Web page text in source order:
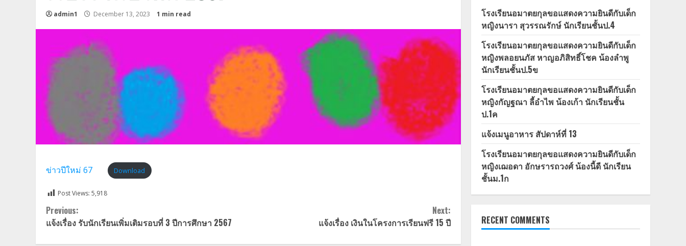
admin1 December 13, 2023 1 min read
ข่าวปีใหม่ 67 Download
Post Views: 5,918
Continue
Reading
Previous:
แจ้งเรื่อง รับนักเรียนเพิ่มเติมรอบที่ 3 ปีการศึกษา 2567
Next:
แจ้งเรื่อง เงินในโครงการเรียนฟรี 15 ปี
โรงเรียนอมาตยกุลขอแสดงความยินดีกับเด็ก
หญิงนารา สุวรรณรักษ์ นักเรียนชั้นป.4
โรงเรียนอมาตยกุลขอแสดงความยินดีกับเด็ก
หญิงพลอยนภัส หาญอภิสิทธิ์โชค น้องลำพู
นักเรียนชั้นป.5ข
โรงเรียนอมาตยกุลขอแสดงความยินดีกับเด็ก
หญิงกัญฐณา ลี้อำไพ น้องเก้า นักเรียนชั้น
ป.1ค
แจ้งเมนูอาหาร สัปดาห์ที่ 13
โรงเรียนอมาตยกุลขอแสดงความยินดีกับเด็ก
หญิงเฌอดา อักษรารถวงศ์ น้องนี้ดี นักเรียน
ชั้นม.1ก
RECENT COMMENTS